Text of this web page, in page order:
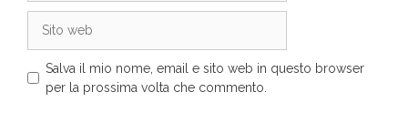
web
Salva il mio nome, email e sito web in questo browser
per la prossima volta che commento.